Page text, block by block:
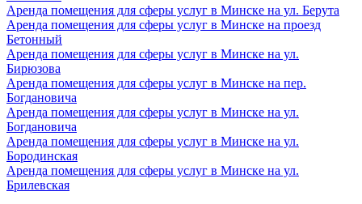
Аренда помещения для сферы услуг в Минске на ул. Берута
Аренда помещения для сферы услуг в Минске на проезд
Бетонный
Аренда помещения для сферы услуг в Минске на ул.
Бирюзова
Аренда помещения для сферы услуг в Минске на пер.
Богдановича
Аренда помещения для сферы услуг в Минске на ул.
Богдановича
Аренда помещения для сферы услуг в Минске на ул.
Бородинская
Аренда помещения для сферы услуг в Минске на ул.
Брилевская